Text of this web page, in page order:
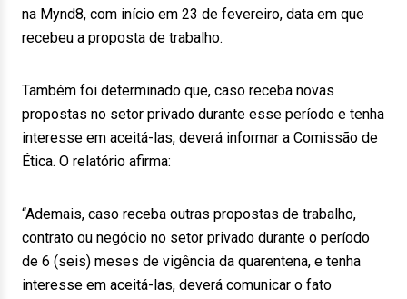
na Mynd8, com início em 23 de fevereiro, data em que
recebeu a proposta de trabalho.
Também foi determinado que, caso receba novas
propostas no setor privado durante esse período e tenha
interesse em aceitá-las, deverá informar a Comissão de
Ética. O relatório afirma:
“Ademais, caso receba outras propostas de trabalho,
contrato ou negócio no setor privado durante o período
de 6 (seis) meses de vigência da quarentena, e tenha
interesse em aceitá-las, deverá comunicar o fato